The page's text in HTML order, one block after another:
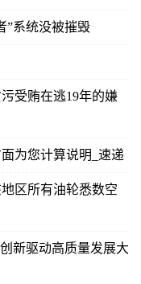
”系统没被摧毁
受贿在逃19年的嫌
为您计算说明_速递
区所有油轮悉数空
新驱动高质量发展大